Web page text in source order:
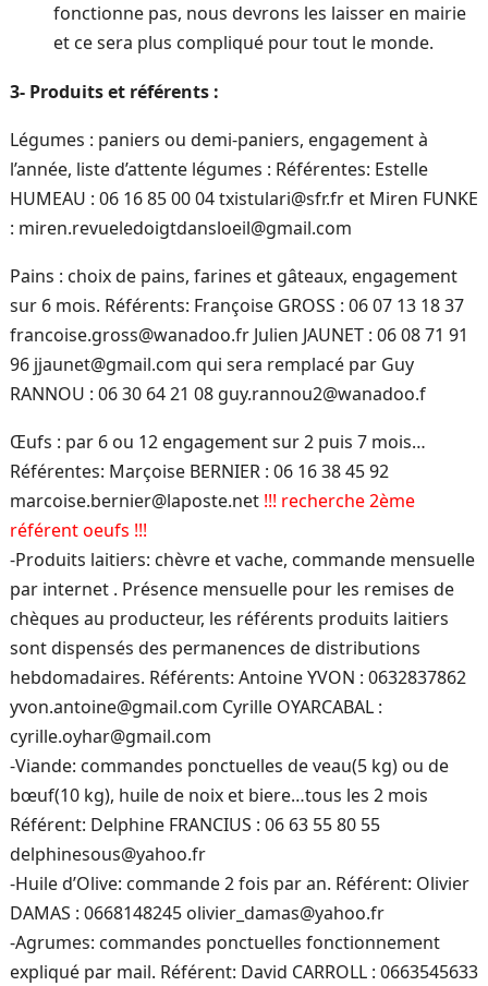
fonctionne pas, nous devrons les laisser en mairie
et ce sera plus compliqué pour tout le monde.
3- Produits et référents :
Légumes : paniers ou demi-paniers, engagement à
l’année, liste d’attente légumes : Référentes: Estelle
HUMEAU : 06 16 85 00 04 txistulari@sfr.fr et Miren FUNKE
: miren.revueledoigtdansloeil@gmail.com
Pains : choix de pains, farines et gâteaux, engagement
sur 6 mois. Référents: Françoise GROSS : 06 07 13 18 37
francoise.gross@wanadoo.fr Julien JAUNET : 06 08 71 91
96 jjaunet@gmail.com qui sera remplacé par Guy
RANNOU : 06 30 64 21 08 guy.rannou2@wanadoo.f
Œufs : par 6 ou 12 engagement sur 2 puis 7 mois…
Référentes: Marçoise BERNIER : 06 16 38 45 92
marcoise.bernier@laposte.net !!! recherche 2ème
référent oeufs !!!
-Produits laitiers: chèvre et vache, commande mensuelle
par internet . Présence mensuelle pour les remises de
chèques au producteur, les référents produits laitiers
sont dispensés des permanences de distributions
hebdomadaires. Référents: Antoine YVON : 0632837862
yvon.antoine@gmail.com Cyrille OYARCABAL :
cyrille.oyhar@gmail.com
-Viande: commandes ponctuelles de veau(5 kg) ou de
bœuf(10 kg), huile de noix et biere…tous les 2 mois
Référent: Delphine FRANCIUS : 06 63 55 80 55
delphinesous@yahoo.fr
-Huile d’Olive: commande 2 fois par an. Référent: Olivier
DAMAS : 0668148245 olivier_damas@yahoo.fr
-Agrumes: commandes ponctuelles fonctionnement
expliqué par mail. Référent: David CARROLL : 0663545633